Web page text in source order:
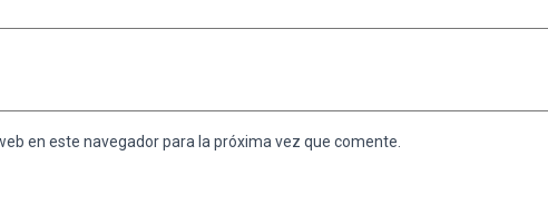
en este navegador para la próxima vez que comente.